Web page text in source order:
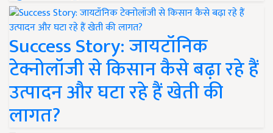
Success Story: जायटॉनिक
टेक्नोलॉजी से किसान कैसे बढ़ा रहे हैं
उत्पादन और घटा रहे हैं खेती की
लागत?